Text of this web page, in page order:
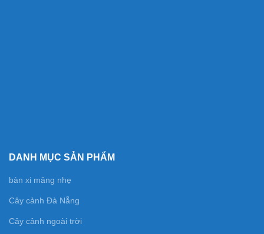
DANH MỤC SẢN PHẨM
bàn xi măng nhẹ
Cây cảnh Đà Nẵng
Cây cảnh ngoài trời